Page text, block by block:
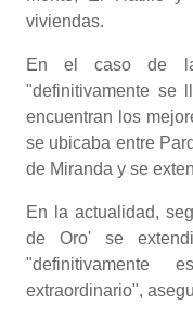
viviendas.
En el caso de
"definitivamente se
encuentran los
se ubicaba entre
de Miranda y se
En la actualidad,
de Oro' se
"definitivamente
extraordinario",